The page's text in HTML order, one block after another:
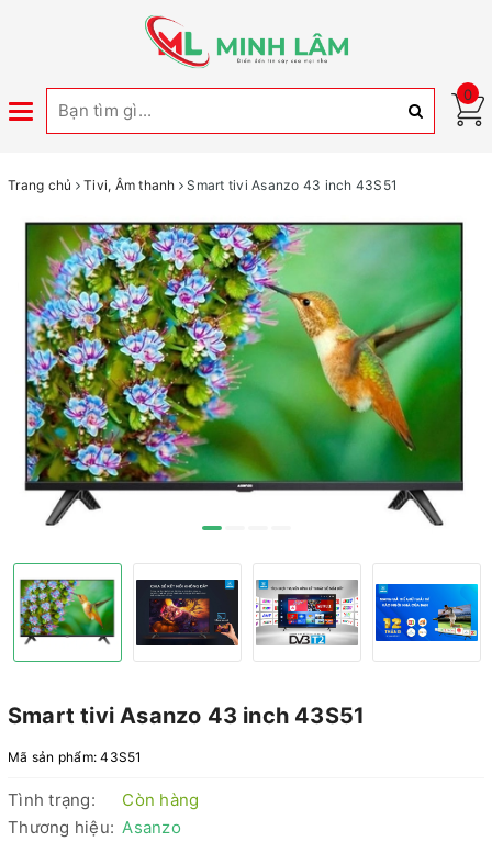
Toggle
0
Trang chủ Tivi, Âm thanh Smart tivi Asanzo 43 inch 43S51
Smart tivi Asanzo 43 inch 43S51
Mã sản phẩm:43S51
Tình trạng:
Còn hàng
Thương hiệu: Asanzo